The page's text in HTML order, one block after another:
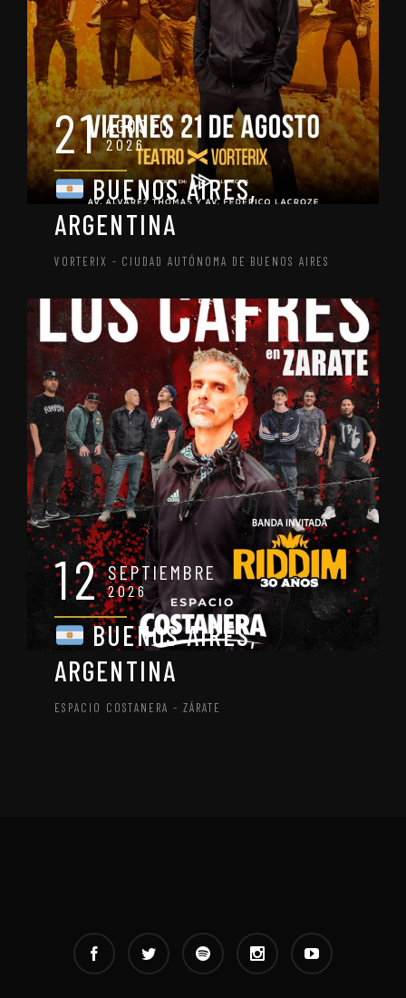
21 AGOSTO
2026
BUENOS AIRES,
ARGENTINA
VORTERIX - CIUDAD AUTÓNOMA DE BUENOS AIRES
12 SEPTIEMBRE
2026
BUENOS AIRES,
ARGENTINA
ESPACIO COSTANERA - ZÁRATE